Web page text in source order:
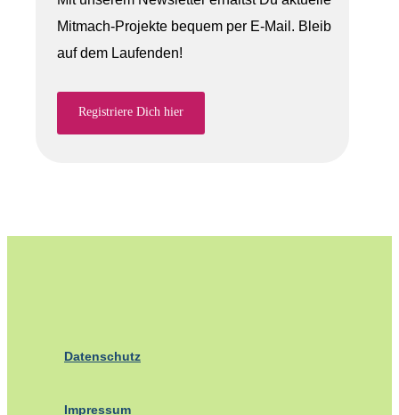
Mitmach-Projekte bequem per E-Mail. Bleib
auf dem Laufenden!
Registriere Dich hier
Datenschutz
Impressum